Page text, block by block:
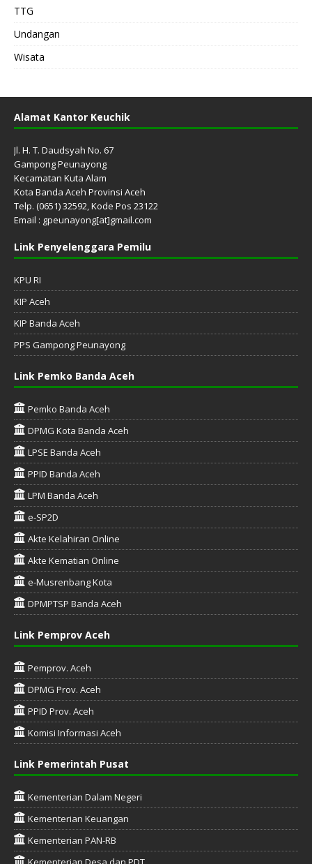
TTG
Undangan
Wisata
Alamat Kantor Keuchik
Jl. H. T. Daudsyah No. 67
Gampong Peunayong
Kecamatan Kuta Alam
Kota Banda Aceh Provinsi Aceh
Telp. (0651) 32592, Kode Pos 23122
Email : gpeunayong[at]gmail.com
Link Penyelenggara Pemilu
KPU RI
KIP Aceh
KIP Banda Aceh
PPS Gampong Peunayong
Link Pemko Banda Aceh
Pemko Banda Aceh
DPMG Kota Banda Aceh
LPSE Banda Aceh
PPID Banda Aceh
LPM Banda Aceh
e-SP2D
Akte Kelahiran Online
Akte Kematian Online
e-Musrenbang Kota
DPMPTSP Banda Aceh
Link Pemprov Aceh
Pemprov. Aceh
DPMG Prov. Aceh
PPID Prov. Aceh
Komisi Informasi Aceh
Link Pemerintah Pusat
Kementerian Dalam Negeri
Kementerian Keuangan
Kementerian PAN-RB